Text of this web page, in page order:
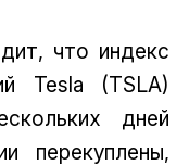
что индекс
Tesla (TSLA)
дней
перекуплены,